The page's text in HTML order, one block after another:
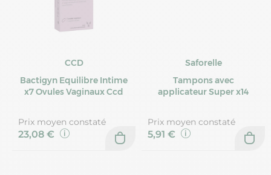
CCD
Bactigyn Equilibre Intime
x7 Ovules Vaginaux Ccd
Prix moyen constaté
23,08 €
Saforelle
Tampons avec
applicateur Super x14
Prix moyen constaté
5,91 €